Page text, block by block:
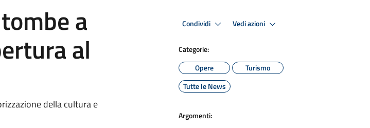
a
al
della cultura e
Condividi Vedi azioni
Categorie:
Opere
Turismo
Tutte le News
Argomenti: